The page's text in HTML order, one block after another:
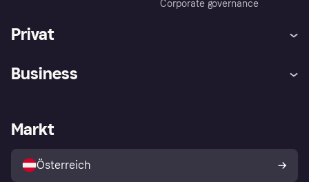
Corporate governance
Privat
Shops entdecken
Business
Händlerportal
Markt
Österreich